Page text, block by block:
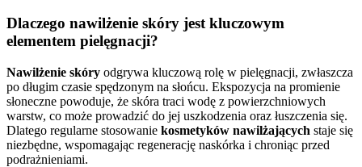
Dlaczego nawilżenie skóry jest kluczowym
elementem pielęgnacji?
Nawilżenie skóry odgrywa kluczową rolę w pielęgnacji, zwłaszcza
po długim czasie spędzonym na słońcu. Ekspozycja na promienie
słoneczne powoduje, że skóra traci wodę z powierzchniowych
warstw, co może prowadzić do jej uszkodzenia oraz łuszczenia się.
Dlatego regularne stosowanie kosmetyków nawilżających staje się
niezbędne, wspomagając regenerację naskórka i chroniąc przed
podrażnieniami.